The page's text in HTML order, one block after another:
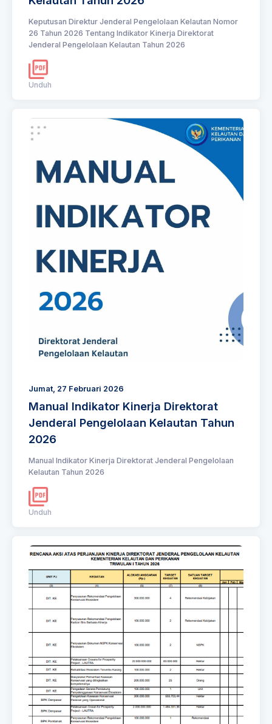
Keputusan Direktur Jenderal Pengelolaan Kelautan Nomor
26 Tahun 2026 Tentang Indikator Kinerja Direktorat
Jenderal Pengelolaan Kelautan Tahun 2026
Unduh
Jumat, 27 Februari 2026
Manual Indikator Kinerja Direktorat
Jenderal Pengelolaan Kelautan Tahun
2026
Manual Indikator Kinerja Direktorat Jenderal Pengelolaan
Kelautan Tahun 2026
Unduh